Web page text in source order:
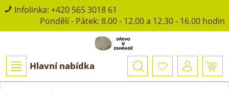
Infolinka: +420 565 3018 61
Pondělí - Pátek: 8.00 - 12.00 a 12.30 - 16.00 hodin
Hlavní nabídka